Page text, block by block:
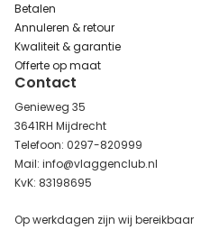
Betalen
Annuleren & retour
Kwaliteit & garantie
Offerte op maat
Contact
Genieweg 35
3641RH Mijdrecht
Telefoon: 0297-820999
Mail: info@vlaggenclub.nl
KvK: 83198695
Op werkdagen zijn wij bereikbaar